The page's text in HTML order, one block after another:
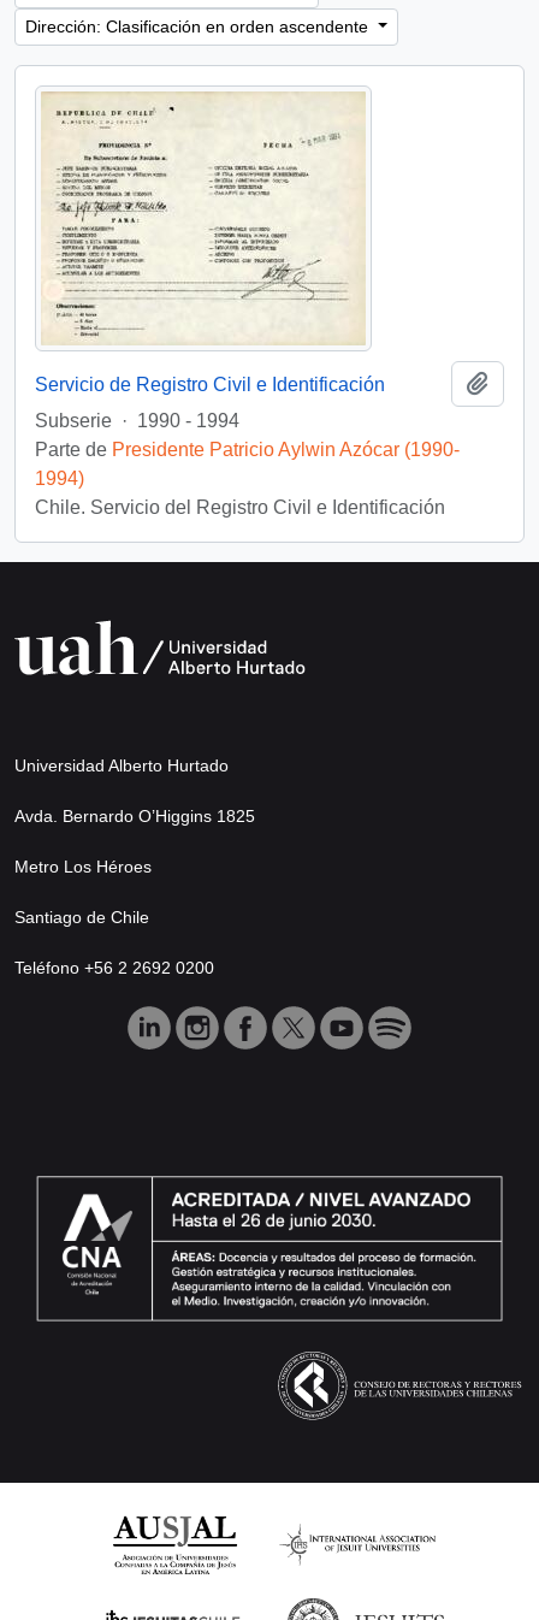
Dirección: Clasificación en orden ascendente
Servicio de Registro Civil e Identificación
Subserie · 1990 - 1994
Parte de Presidente Patricio Aylwin Azócar (1990-
1994)
Chile. Servicio del Registro Civil e Identificación
Universidad Alberto Hurtado
Avda. Bernardo O’Higgins 1825
Metro Los Héroes
Santiago de Chile
Teléfono +56 2 2692 0200